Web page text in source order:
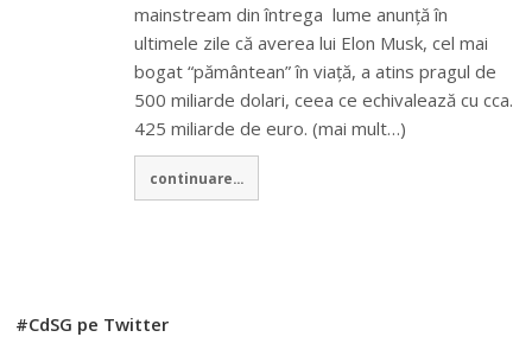
mainstream din întrega lume anunţă în
ultimele zile că averea lui Elon Musk, cel mai
bogat “pământean” în viaţă, a atins pragul de
500 miliarde dolari, ceea ce echivalează cu cca.
425 miliarde de euro. (mai mult…)
continuare...
#CdSG pe Twitter